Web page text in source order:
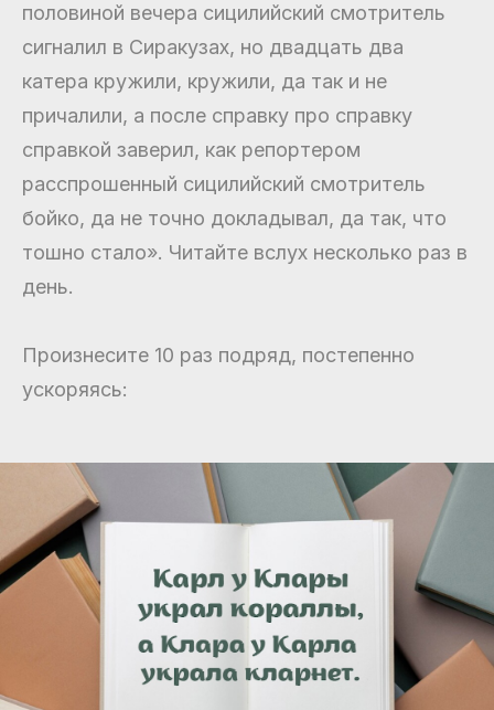
половиной вечера сицилийский смотритель
сигналил в Сиракузах, но двадцать два
катера кружили, кружили, да так и не
причалили, а после справку про справку
справкой заверил, как репортером
расспрошенный сицилийский смотритель
бойко, да не точно докладывал, да так, что
тошно стало». Читайте вслух несколько раз в
день.
Произнесите 10 раз подряд, постепенно
ускоряясь: